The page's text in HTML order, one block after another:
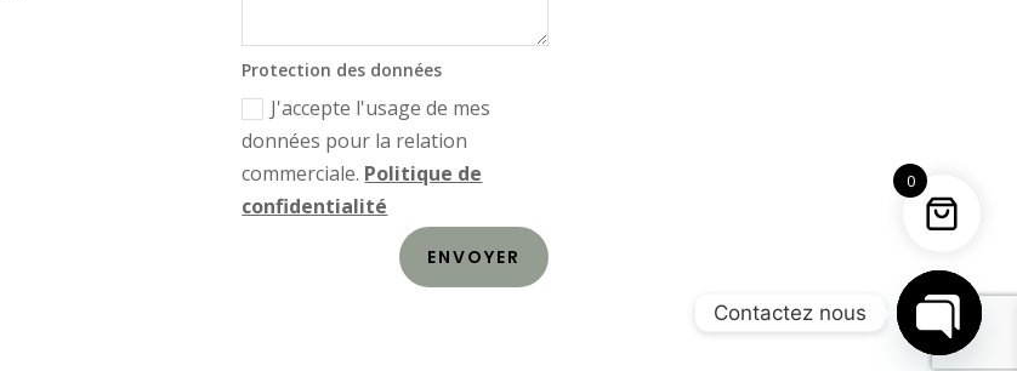
Protection des données
J'accepte l'usage de mes
données pour la relation
commerciale. Politique de
confidentialité
ENVOYER
0
Contactez nous